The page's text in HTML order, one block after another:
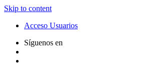
Skip to content
Acceso Usuarios
Síguenos en